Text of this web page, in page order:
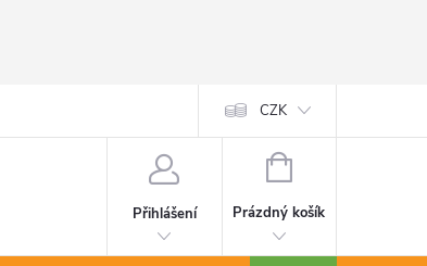
CZK
Přihlášení
NÁKUPNÍ
Prázdný košík